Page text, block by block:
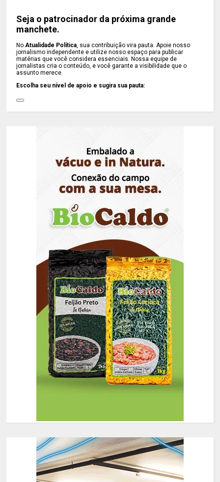
Seja o patrocinador da próxima grande
manchete.
NoAtualidade Política, sua contribuição vira pauta. Apoie nosso
jornalismo independente e utilize nosso espaço para publicar
matérias que você considera essenciais. Nossa equipe de
jornalistas cria o conteúdo, e você garante a visibilidade que o
assunto merece.
Escolha seu nível de apoio e sugira sua pauta: